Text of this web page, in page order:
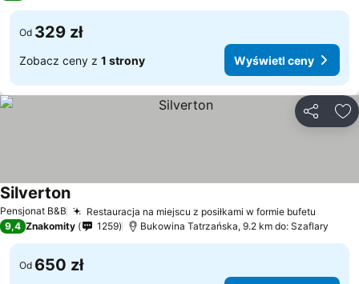
Od 329 zł
Zobacz ceny z 1 strony Wyświetl ceny
Pensjonat B&B Restauracja na miejscu z posiłkami w formie bufetu
Silverton
9,4 Znakomity 1259 Bukowina Tatrzańska, 9.2 km do: Szaflary
Od 650 zł